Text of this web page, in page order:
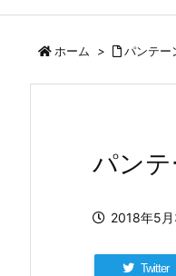
ホーム > パンテ
パン
2018年5月
Twitter